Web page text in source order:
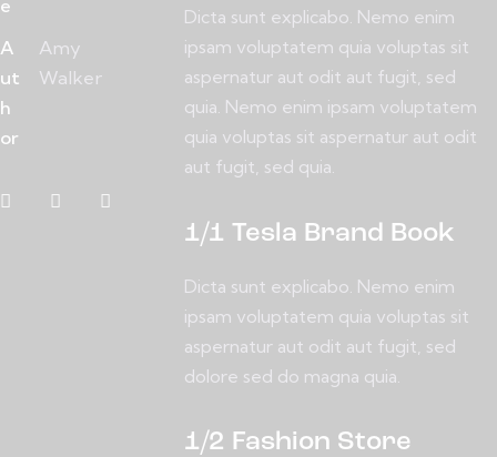
A
ut
h
or
Amy
Walker
Dicta sunt explicabo. Nemo enim
ipsam voluptatem quia voluptas sit
aspernatur aut odit aut fugit, sed
quia. Nemo enim ipsam voluptatem
quia voluptas sit aspernatur aut odit
aut fugit, sed quia.
1/1 Tesla Brand Book
Dicta sunt explicabo. Nemo enim
ipsam voluptatem quia voluptas sit
aspernatur aut odit aut fugit, sed
dolore sed do magna quia.
1/2 Fashion Store